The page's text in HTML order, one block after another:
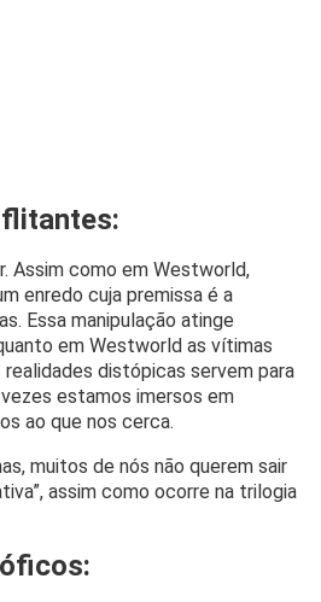
Assim como em Westworld,
enredo cuja premissa é a
Essa manipulação atinge
em Westworld as vítimas
realidades distópicas servem para
estamos imersos em
ao que nos cerca.
muitos de nós não querem sair
assim como ocorre na trilogia